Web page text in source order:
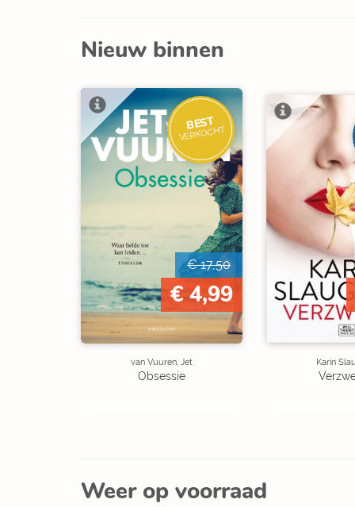
Nieuw binnen
BEST
VERKOCHT
€ 17,50
€ 4,99
van Vuuren, Jet
Obsessie
Karin
Weer op voorraad